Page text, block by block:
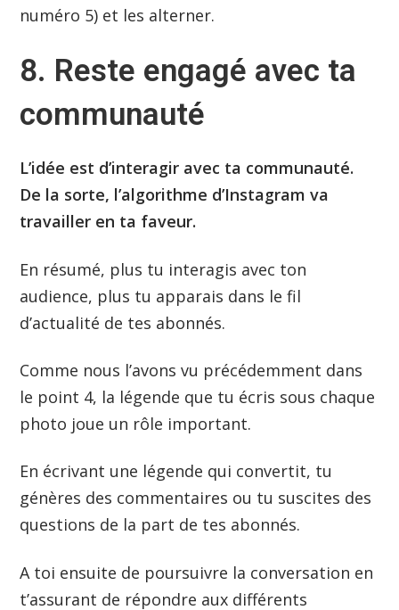
numéro 5) et les alterner.
8. Reste engagé avec ta
communauté
L’idée est d’interagir avec ta communauté.
De la sorte, l’algorithme d’Instagram va
travailler en ta faveur.
En résumé, plus tu interagis avec ton
audience, plus tu apparais dans le fil
d’actualité de tes abonnés.
Comme nous l’avons vu précédemment dans
le point 4, la légende que tu écris sous chaque
photo joue un rôle important.
En écrivant une légende qui convertit, tu
génères des commentaires ou tu suscites des
questions de la part de tes abonnés.
A toi ensuite de poursuivre la conversation en
t’assurant de répondre aux différents